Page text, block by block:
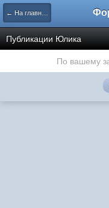
← На главную
Публикации Юлика
По вашему